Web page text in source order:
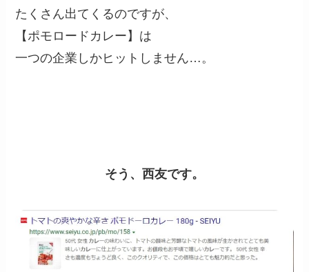
たくさん出てくるのですが、
【ポモロードカレー】は
一つの企業しかヒットしません…。
そう、西友です。